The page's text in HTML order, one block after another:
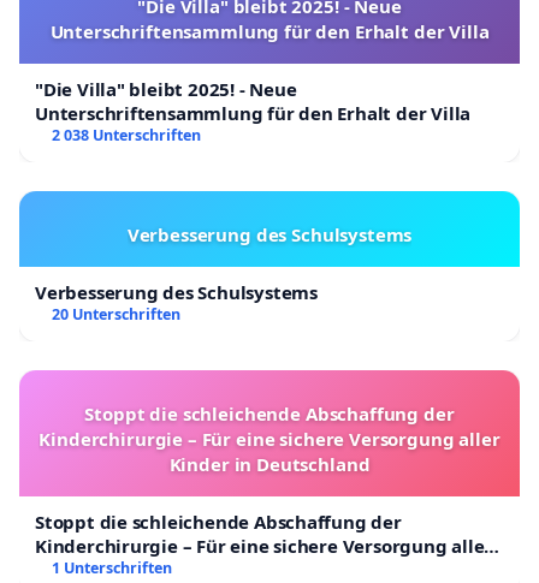
"Die Villa" bleibt 2025! - Neue
Unterschriftensammlung für den Erhalt der Villa
"Die Villa" bleibt 2025! - Neue
Unterschriftensammlung für den Erhalt der Villa
2 038 Unterschriften
Verbesserung des Schulsystems
Verbesserung des Schulsystems
20 Unterschriften
Stoppt die schleichende Abschaffung der
Kinderchirurgie – Für eine sichere Versorgung aller
Kinder in Deutschland
Stoppt die schleichende Abschaffung der
Kinderchirurgie – Für eine sichere Versorgung aller
Kinder in Deutschland
1 Unterschriften